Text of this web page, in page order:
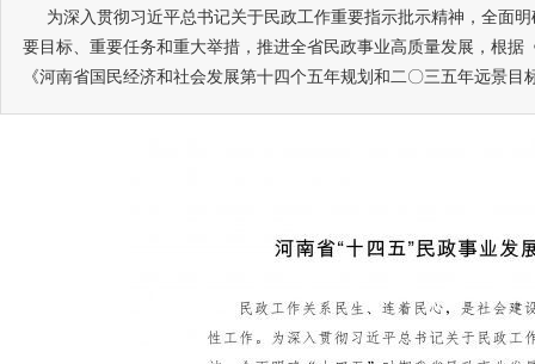
为深入贯彻习近平总书记关于民政工作重要指示批示精神，全面
要目标、重要任务和重大举措，推进全省民政事业高质量发展，根据
《河南省国民经济和社会发展第十四个五年规划和二〇三五年远景目